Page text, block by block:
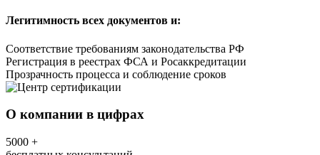
Легитимность всех документов и:
Соответствие требованиям законодательства РФ
Регистрация в реестрах ФСА и Росаккредитации
Прозрачность процесса и соблюдение сроков
О компании в цифрах
5000 +